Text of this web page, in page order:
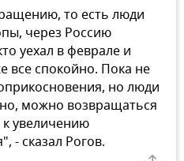
то есть люди
через Россию
уехал в феврале и
все спокойно. Пока не
но люди
можно возвращаться
увеличению
- сказал Рогов.